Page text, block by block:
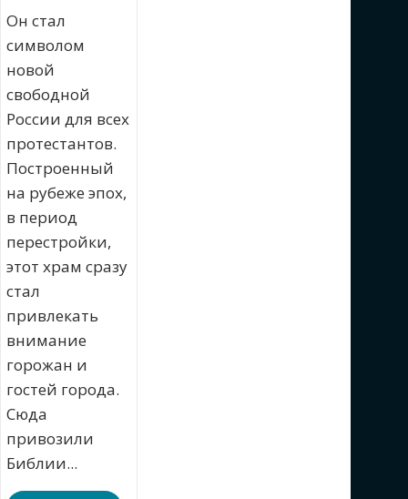
Он стал
символом
новой
свободной
России для всех
протестантов.
Построенный
на рубеже эпох,
в период
перестройки,
этот храм сразу
стал
привлекать
внимание
горожан и
гостей города.
Сюда
привозили
Библии...